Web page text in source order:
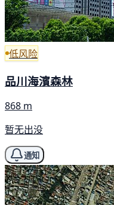
低风险
品川海濱森林
868 m
暂无出没
通知